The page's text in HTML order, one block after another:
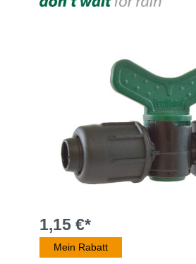
1,15 €*
Mein Rabatt